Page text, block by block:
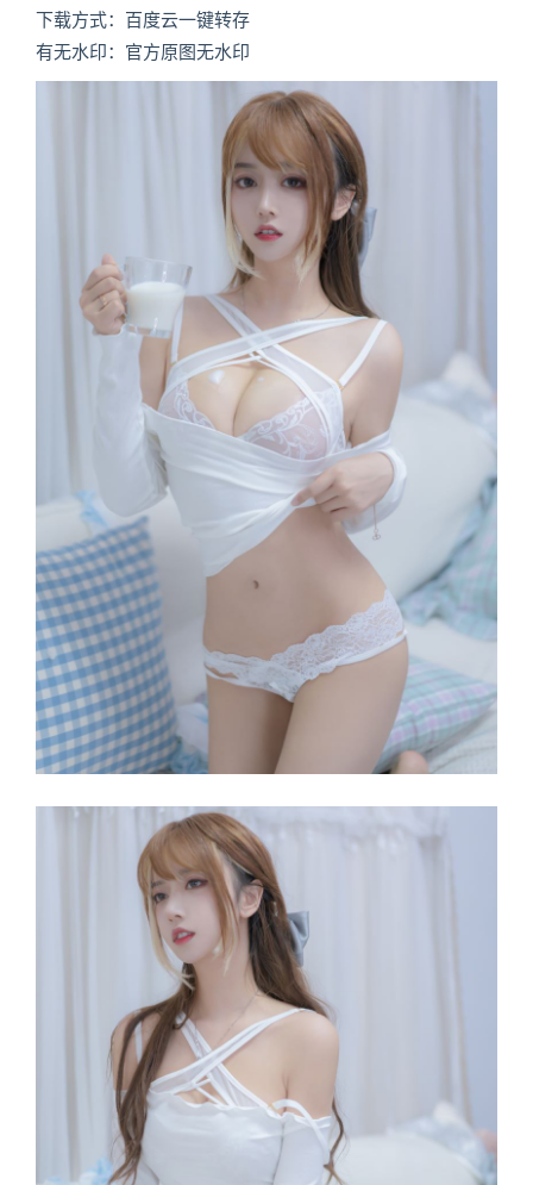
下载方式：百度云一键转存
有无水印：官方原图无水印